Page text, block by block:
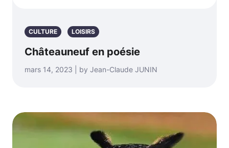
CULTURE LOISIRS
Châteauneuf en poésie
mars 14, 2023 | by Jean-Claude JUNIN